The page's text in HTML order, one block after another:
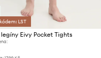
LST
legíny Eivy Pocket Tights